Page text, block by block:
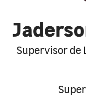
Supervisor de